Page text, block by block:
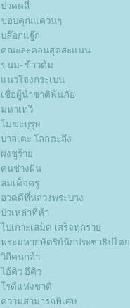
ปวดคลี่
ขอบคุณแควนๆ
บล๊อกแฐ๊ก
คณะละคอนสุดสะแนน
ขนม- ข้าวต้ม
นวโจงกระเบน
เชื่อผู้นำชาติพ้นภั
มหาเทวี
มฆะบุรุษ
บาลเตะ โลกตะลึง
ผงชูร้า
คนช่างฝัน
สมเด็จครู
อวดดีที่หลวงพระบาง
บัวเหล่าที่ห้า
ไปเกาะเสม็ด เสร็จทุกรา
พระมหากษัตริย์นักประชาธิปไต
วิถีคนกล้า
ไอ้คิว อีคิว
รตีแห่งชาติ
ความสามารถพิเศษ